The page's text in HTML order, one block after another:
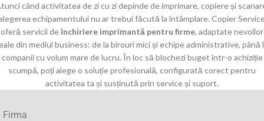
când activitatea dezicu zidepindedeimprimare, copiereși
echipamentuluinu artrebuifăcută laîntâmplare. Copier
oferă serviciideînchiriere imprimantă pentru firme, adaptatenevoilor
din mediul business: dela birourimicișiechipeadministrative, până
companiicu volum maredelucru. În loc să blochezibugetîntr-o achiziție
scumpă, poțialegeo soluțieprofesională, configurată corect pentru
activitatea ta și susținută prin serviceși suport.
Firma